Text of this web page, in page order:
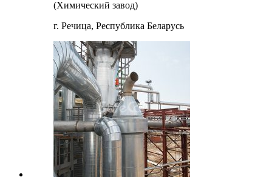
(Химический завод)
г. Речица, Республика Беларусь